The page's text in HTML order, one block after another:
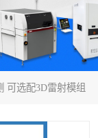
可选配3D雷射模组
峰焊
335
检测TR7700QE
板测试机